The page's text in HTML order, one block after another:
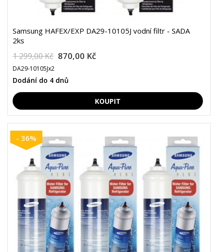
Samsung HAFEX/EXP DA29-10105J vodní filtr - SADA
2ks
1 299,00 Kč 870,00 Kč
DA29-10105Jx2
Dodání do 4 dnů
- 36%